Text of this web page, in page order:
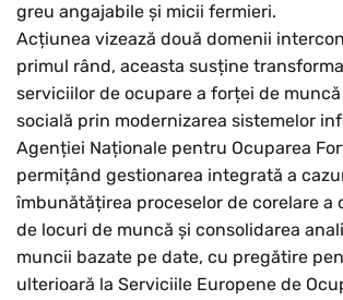
greu angajabile și micii fermieri.
Acțiunea vizează două domenii
primul rând, aceasta susține
serviciilor de ocupare a forței de
socială prin modernizarea sistemelor
Agenției Naționale pentru Ocuparea
permițând gestionarea integrată a
îmbunătățirea proceselor de corelare a
de locuri de muncă și consolidarea
muncii bazate pe date, cu pregătire
ulterioară la Serviciile Europene de